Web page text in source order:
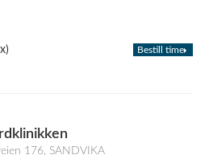
Bestill time
176, SANDVIKA